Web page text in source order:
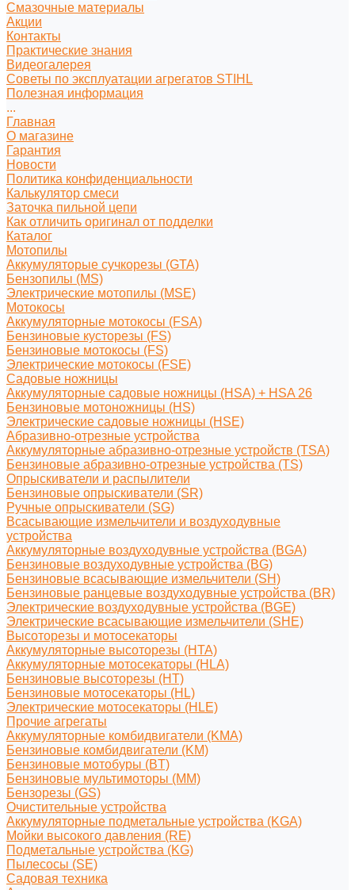
Смазочные материалы
Акции
Контакты
Практические знания
Видеогалерея
Советы по эксплуатации агрегатов STIHL
Полезная информация
...
Главная
О магазине
Гарантия
Новости
Политика конфиденциальности
Калькулятор смеси
Заточка пильной цепи
Как отличить оригинал от подделки
Каталог
Мотопилы
Аккумуляторые сучкорезы (GTA)
Бензопилы (MS)
Электрические мотопилы (MSE)
Мотокосы
Аккумуляторные мотокосы (FSA)
Бензиновые кусторезы (FS)
Бензиновые мотокосы (FS)
Электрические мотокосы (FSE)
Садовые ножницы
Аккумуляторные садовые ножницы (HSA) + HSA 26
Бензиновые мотоножницы (HS)
Электрические садовые ножницы (HSE)
Абразивно-отрезные устройства
Аккумуляторные абразивно-отрезные устройств (TSA)
Бензиновые абразивно-отрезные устройства (TS)
Опрыскиватели и распылители
Бензиновые опрыскиватели (SR)
Ручные опрыскиватели (SG)
Всасывающие измельчители и воздуходувные
устройства
Аккумуляторные воздуходувные устройства (BGA)
Бензиновые воздуходувные устройства (BG)
Бензиновые всасывающие измельчители (SH)
Бензиновые ранцевые воздуходувные устройства (BR)
Электрические воздуходувные устройства (BGE)
Электрические всасывающие измельчители (SHE)
Высоторезы и мотосекаторы
Аккумуляторные высоторезы (HTA)
Аккумуляторные мотосекаторы (HLA)
Бензиновые высоторезы (HT)
Бензиновые мотосекаторы (HL)
Электрические мотосекаторы (HLE)
Прочие агрегаты
Аккумуляторные комбидвигатели (KMA)
Бензиновые комбидвигатели (KM)
Бензиновые мотобуры (BT)
Бензиновые мультимоторы (MM)
Бензорезы (GS)
Очистительные устройства
Аккумуляторные подметальные устройства (KGA)
Мойки высокого давления (RE)
Подметальные устройства (KG)
Пылесосы (SE)
Садовая техника